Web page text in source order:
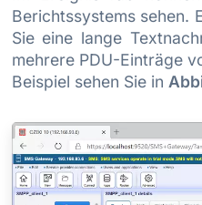
Berichtssystems sehen.
Sie eine lange
mehrere PDU-Einträge
Beispiel sehen Sie in